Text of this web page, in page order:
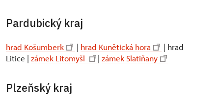
Pardubický kraj
hrad Košumberk | hrad Kunětická hora
| hrad
Litice | zámek Litomyšl | zámek Slatiňany
Plzeňský kraj